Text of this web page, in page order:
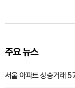
주요 뉴스
서울 아파트 상승거래